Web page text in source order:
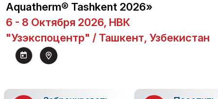
Aquatherm® Tashkent 2026»
6 - 8 Октября 2026, НВК
"Узэкспоцентр" / Ташкент, Узбекистан